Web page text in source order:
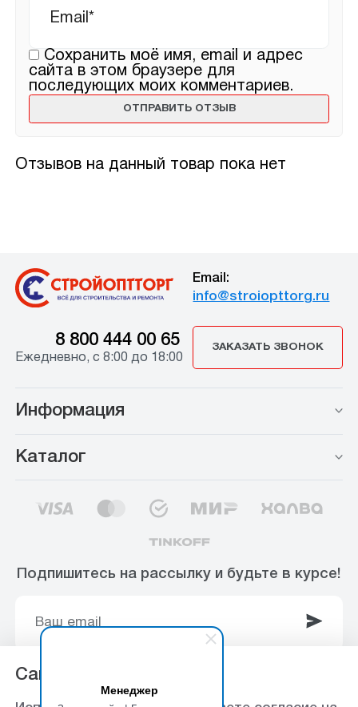
Менеджер
Отзывов на данный товар пока нет
Сохранить моё имя, email и адрес
сайта в этом браузере для
последующих моих комментариев.
Email:
info@stroiopttorg.ru
8 800 444 00 65
Ежедневно, с 8:00 до 18:00
ЗАКАЗАТЬ ЗВОНОК
Информация
Каталог
Подпишитесь на рассылку и будьте в курсе!
© 2003-2025 Интернет-магазин ООО
Сайт использует Cookie